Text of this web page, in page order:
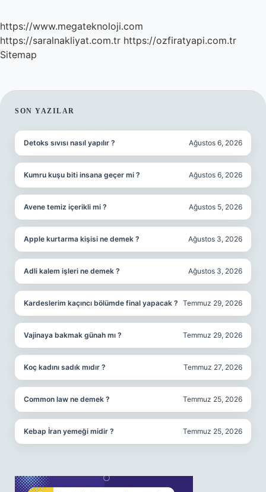
https://www.megateknoloji.com
https://saralnakliyat.com.tr https://ozfiratyapi.com.tr
Sitemap
SIDEBAR
SON YAZILAR
Detoks sıvısı nasıl yapılır ? Ağustos 6, 2026
Kumru kuşu biti insana geçer mi ? Ağustos 6, 2026
Avene temiz içerikli mi ? Ağustos 5, 2026
Apple kurtarma kişisi ne demek ? Ağustos 3, 2026
Adli kalem işleri ne demek ? Ağustos 3, 2026
Kardeslerim kaçıncı bölümde final yapacak ? Temmuz 29, 2026
Vajinaya bakmak günah mı ? Temmuz 29, 2026
Koç kadını sadık mıdır ? Temmuz 27, 2026
Common law ne demek ? Temmuz 25, 2026
Kebap İran yemeği midir ? Temmuz 25, 2026